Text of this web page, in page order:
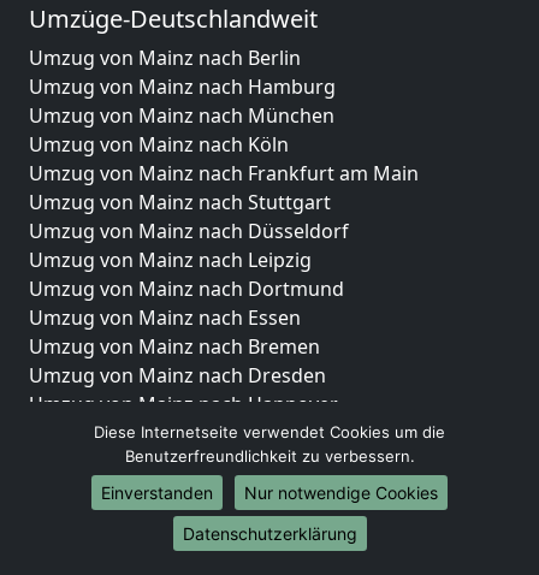
Umzüge-Deutschlandweit
Umzug von Mainz nach Berlin
Umzug von Mainz nach Hamburg
Umzug von Mainz nach München
Umzug von Mainz nach Köln
Umzug von Mainz nach Frankfurt am Main
Umzug von Mainz nach Stuttgart
Umzug von Mainz nach Düsseldorf
Umzug von Mainz nach Leipzig
Umzug von Mainz nach Dortmund
Umzug von Mainz nach Essen
Umzug von Mainz nach Bremen
Umzug von Mainz nach Dresden
Umzug von Mainz nach Hannover
Umzug von Mainz nach Nürnberg
Umzug von Mainz nach Duisburg
Umzug von Mainz nach Bochum
Umzug von Mainz nach Wuppertal
Umzug von Mainz nach Bielefeld
Diese Internetseite verwendet Cookies um die
Benutzerfreundlichkeit zu verbessern.
Einverstanden
Nur notwendige Cookies
Datenschutzerklärung